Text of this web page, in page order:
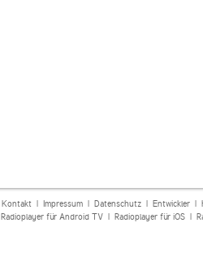
Kontakt| Impressum| Datenschutz| Entwickler|
Radioplayer für Android TV| Radioplayer für iOS|